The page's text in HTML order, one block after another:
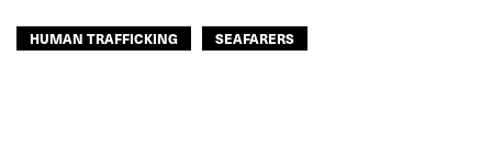
HUMAN TRAFFICKING
SEAFARERS